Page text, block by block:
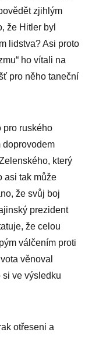
zjihlým
že Hitler byl
lidstva? Asi proto
ho vítali na
pro něho taneční
pro ruského
doprovodem
který
asi tak může
že svůj boj
prezident
že celou
válčením proti
věnoval
ve výsledku
otřeseni a